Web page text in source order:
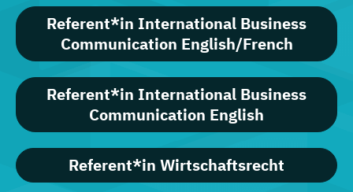
Referent*in International Business
Communication English/French
Referent*in International Business
Communication English
Referent*in Wirtschaftsrecht